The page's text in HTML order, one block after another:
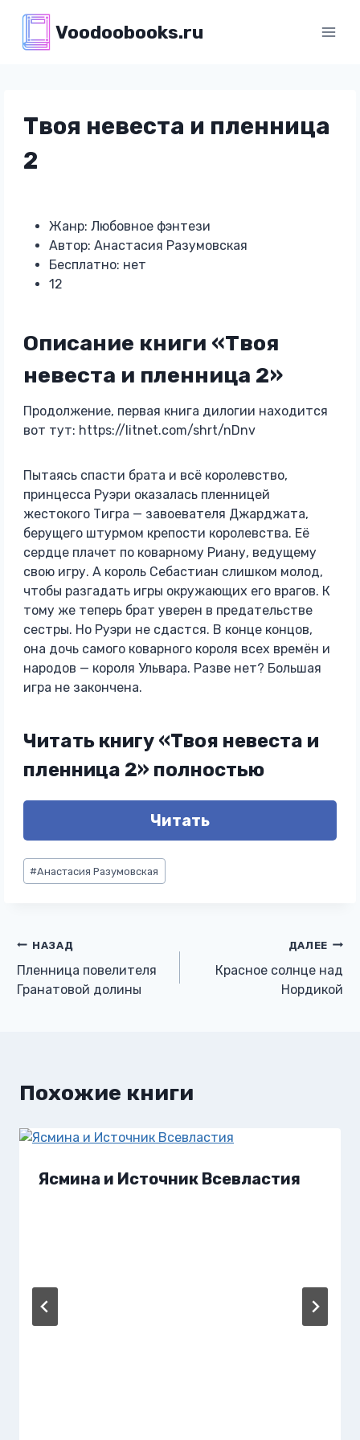
содержимому
Voodoobooks.ru
Твоя невеста и пленница
2
Жанр: Любовное фэнтези
Автор: Анастасия Разумовская
Бесплатно: нет
12
Описание книги «Твоя
невеста и пленница 2»
Продолжение, первая книга дилогии находится
вот тут: https://litnet.com/shrt/nDnv
Пытаясь спасти брата и всё королевство,
принцесса Руэри оказалась пленницей
жестокого Тигра — завоевателя Джарджата,
берущего штурмом крепости королевства. Её
сердце плачет по коварному Риану, ведущему
свою игру. А король Себастиан слишком молод,
чтобы разгадать игры окружающих его врагов. К
тому же теперь брат уверен в предательстве
сестры. Но Руэри не сдастся. В конце концов,
она дочь самого коварного короля всех времён и
народов — короля Ульвара. Разве нет? Большая
игра не закончена.
Читать книгу «Твоя невеста и
пленница 2» полностью
Читать
Метки
записи:
#Анастасия Разумовская
Навигация
по
НАЗАД
Пленница повелителя
Гранатовой долины
ДАЛЕЕ
Красное солнце над
Нордикой
Похожие книги
Ясмина и Источник Всевластия